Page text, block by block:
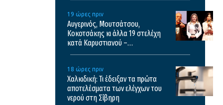
19 ώρες πριν
Αυγερινός, Μουτσάτσου,
Κοκοτσάκης κι άλλα 19 στελέχη
κατά Καρυστιανού –
σε περιορισμένο κύκλο”
18 ώρες πριν
Χαλκιδική: Τι έδειξαν τα πρώτα
αποτελέσματα των ελέγχων του
νερού στη Σίβηρη